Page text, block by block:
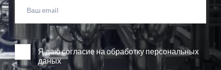
Я даю согласие на обработку персональных
даных